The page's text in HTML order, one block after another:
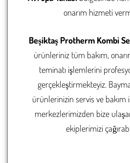
onarım hizmeti
Beşiktaş Protherm Kombi
ürünleriniz tüm bakım,
teminatı işlemlerini
gerçekleştirmekteyiz.
ürünlerinizin servis ve bakım
merkezlerimizden bize
ekiplerimizi